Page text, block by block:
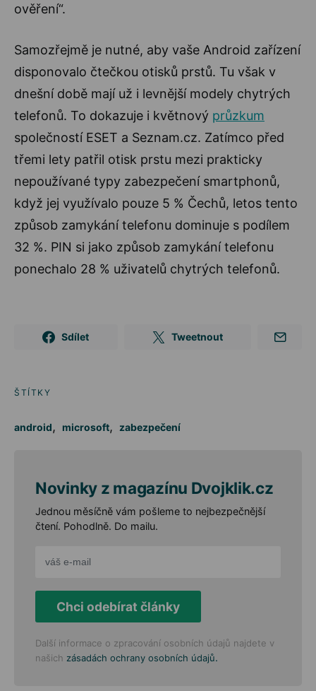
ověření“.
Samozřejmě je nutné, aby vaše Android zařízení
disponovalo čtečkou otisků prstů. Tu však v
dnešní době mají už i levnější modely chytrých
telefonů. To dokazuje i květnový průzkum
společností ESET a Seznam.cz. Zatímco před
třemi lety patřil otisk prstu mezi prakticky
nepoužívané typy zabezpečení smartphonů,
když jej využívalo pouze 5 % Čechů, letos tento
způsob zamykání telefonu dominuje s podílem
32 %. PIN si jako způsob zamykání telefonu
ponechalo 28 % uživatelů chytrých telefonů.
Sdílet Tweetnout
ŠTÍTKY
android, microsoft, zabezpečení
Novinky z magazínu Dvojklik.cz
Jednou měsíčně vám pošleme to nejbezpečnější
čtení. Pohodlně. Do mailu.
Chci odebírat články
Další informace o zpracování osobních údajů najdete v
našich zásadách ochrany osobních údajů.